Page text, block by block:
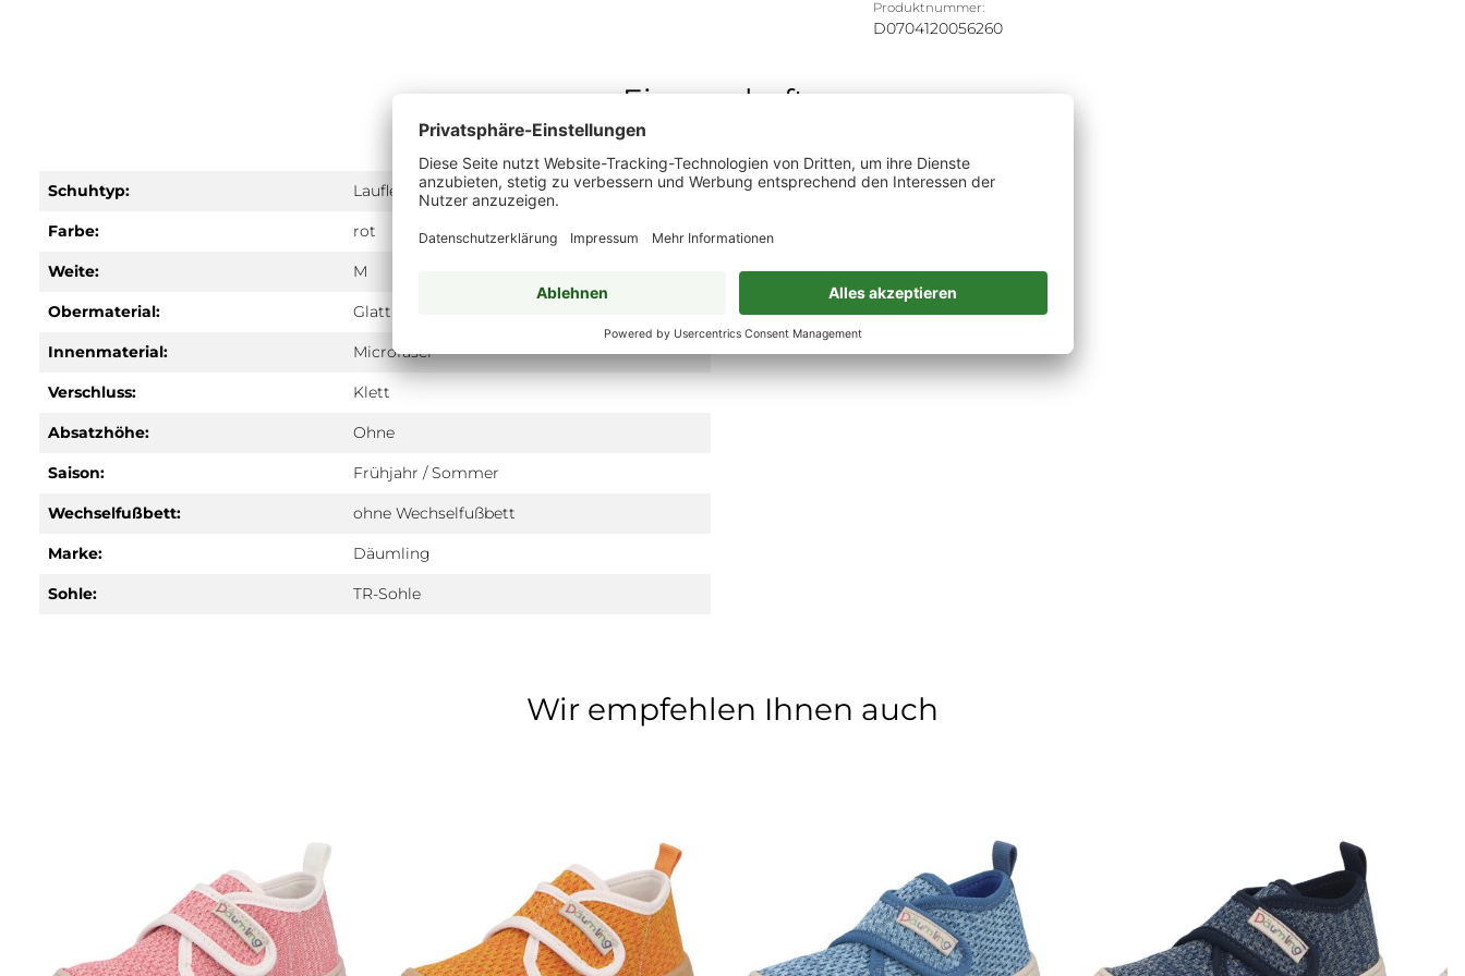
Produktnummer:
D0704120056260
Eigenschaften
Schuhtyp: Lauflernschuhe
Farbe: rot
Weite: M
Obermaterial: Glattleder
Innenmaterial: Microfaser
Verschluss: Klett
Absatzhöhe: Ohne
Saison: Frühjahr / Sommer
Wechselfußbett: ohne Wechselfußbett
Marke: Däumling
Sohle: TR-Sohle
Wir empfehlen Ihnen auch